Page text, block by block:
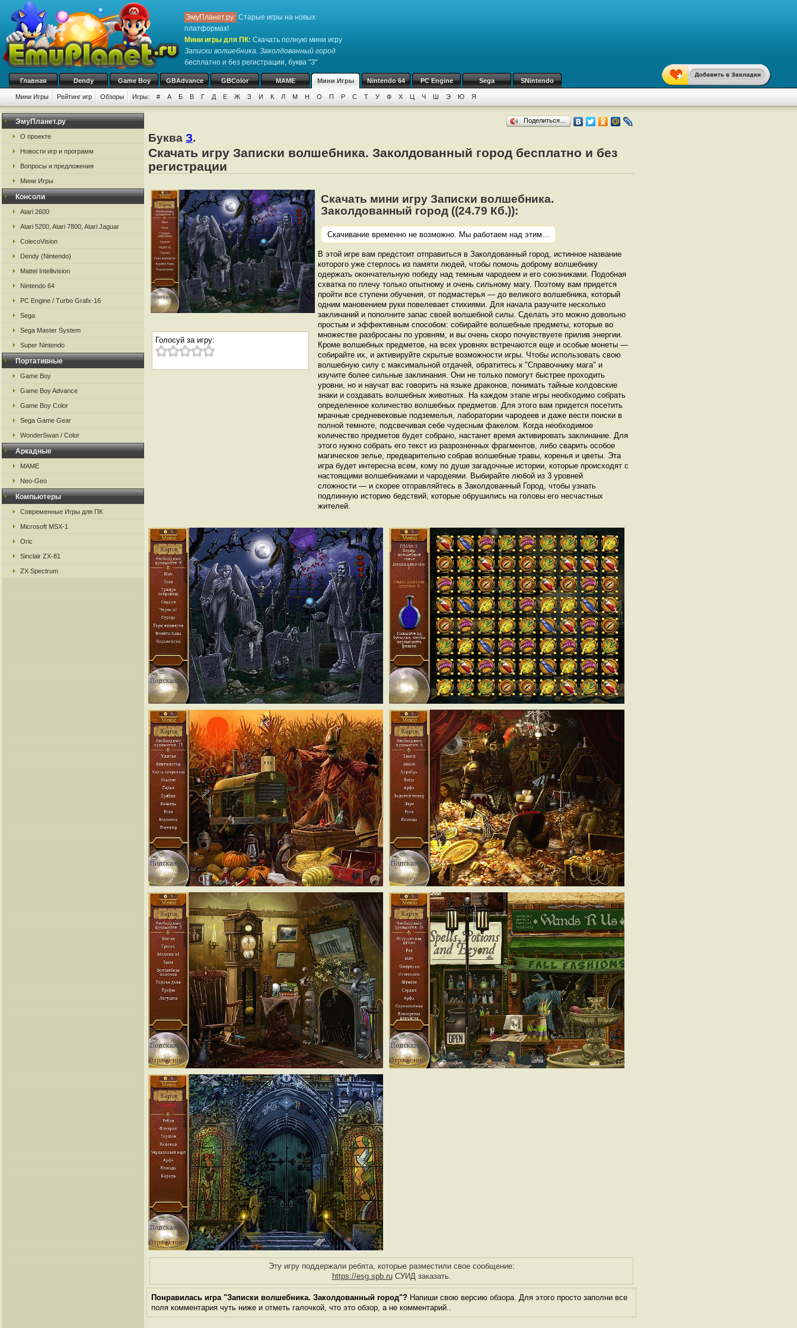
ЭмуПланет.ру: Старые игры на новых
платформах!
Мини игры для ПК: Скачать полную мини игру
Записки волшебника. Заколдованный город
бесплатно и без регистрации, буква "З"
Главная Dendy Game Boy GBAdvance GBColor MAME Мини Игры Nintendo 64 PC Engine Sega SNintendo
Мини Игры Рейтинг игр Обзоры Игры: # А Б В Г Д Е Ж З И К Л М Н О П Р С Т У Ф Х Ц Ч Ш Э Ю Я
ЭмуПланет.ру
О проекте
Новости игр и программ
Вопросы и предложения
Мини Игры
Консоли
Atari 2600
Atari 5200, Atari 7800, Atari Jaguar
ColecoVision
Dendy (Nintendo)
Mattel Intellivision
Nintendo 64
PC Engine / Turbo Grafx-16
Sega
Sega Master System
Super Nintendo
Портативные
Game Boy
Game Boy Advance
Game Boy Color
Sega Game Gear
WonderSwan / Color
Аркадные
MAME
Neo-Geo
Компьютеры
Современные Игры для ПК
Microsoft MSX-1
Oric
Sinclair ZX-81
ZX Spectrum
Поделиться…
Буква З.
Скачать игру Записки волшебника. Заколдованный город бесплатно и без
регистрации
Голосуй за игру:
Скачать мини игру Записки волшебника.
Заколдованный город ((24.79 Кб.)):
Скачивание временно не возможно. Мы работаем над этим...
В этой игре вам предстоит отправиться в Заколдованный город, истинное название
которого уже стерлось из памяти людей, чтобы помочь доброму волшебнику
одержать окончательную победу над темным чародеем и его союзниками. Подобная
схватка по плечу только опытному и очень сильному магу. Поэтому вам придется
пройти все ступени обучения, от подмастерья — до великого волшебника, который
одним мановением руки повелевает стихиями. Для начала разучите несколько
заклинаний и пополните запас своей волшебной силы. Сделать это можно довольно
простым и эффективным способом: собирайте волшебные предметы, которые во
множестве разбросаны по уровням, и вы очень скоро почувствуете прилив энергии.
Кроме волшебных предметов, на всех уровнях встречаются еще и особые монеты —
собирайте их, и активируйте скрытые возможности игры. Чтобы использовать свою
волшебную силу с максимальной отдачей, обратитесь к "Справочнику мага" и
изучите более сильные заклинания. Они не только помогут быстрее проходить
уровни, но и научат вас говорить на языке драконов, понимать тайные колдовские
знаки и создавать волшебных животных. На каждом этапе игры необходимо собрать
определенное количество волшебных предметов. Для этого вам придется посетить
мрачные средневековые подземелья, лаборатории чародеев и даже вести поиски в
полной темноте, подсвечивая себе чудесным факелом. Когда необходимое
количество предметов будет собрано, настанет время активировать заклинание. Для
этого нужно собрать его текст из разрозненных фрагментов, либо сварить особое
магическое зелье, предварительно собрав волшебные травы, коренья и цветы. Эта
игра будет интересна всем, кому по душе загадочные истории, которые происходят с
настоящими волшебниками и чародеями. Выбирайте любой из 3 уровней
сложности — и скорее отправляйтесь в Заколдованный Город, чтобы узнать
подлинную историю бедствий, которые обрушились на головы его несчастных
жителей.
Эту игру поддержали ребята, которые разместили свое сообщение:
https://esg.spb.ruСУИД заказать.
Понравилась игра "Записки волшебника. Заколдованный город"? Напиши свою версию обзора. Для этого просто заполни все
поля комментария чуть ниже и отметь галочкой, что это обзор, а не комментарий..